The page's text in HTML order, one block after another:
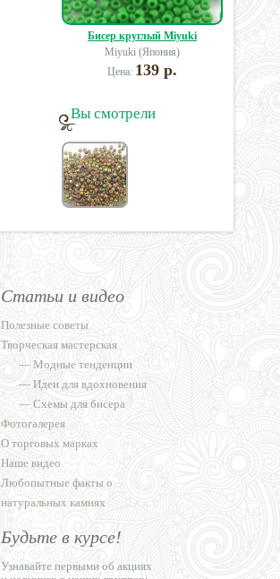
Бисер круглый Miyuki
Miyuki (Япония)
Цена: 139 р.
Вы смотрели
Статьи и видео
Полезные советы
Творческая мастерская
—Модные тенденции
—Идеи для вдохновения
—Схемы для бисера
Фотогалерея
О торговых марках
Наше видео
Любопытные факты о
натуральных камнях
Будьте в курсе!
Узнавайте первыми об акциях